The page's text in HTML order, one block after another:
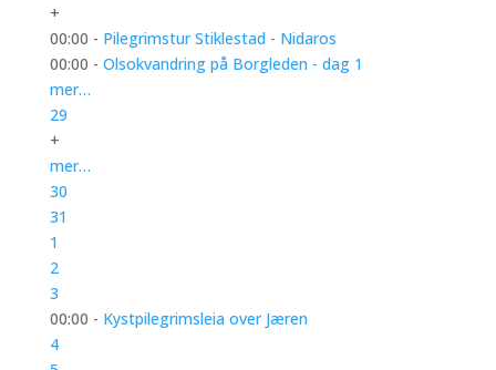
+
00:00 - Pilegrimstur Stiklestad - Nidaros
00:00 - Olsokvandring på Borgleden - dag 1
mer…
29
+
mer…
30
31
1
2
3
00:00 - Kystpilegrimsleia over Jæren
4